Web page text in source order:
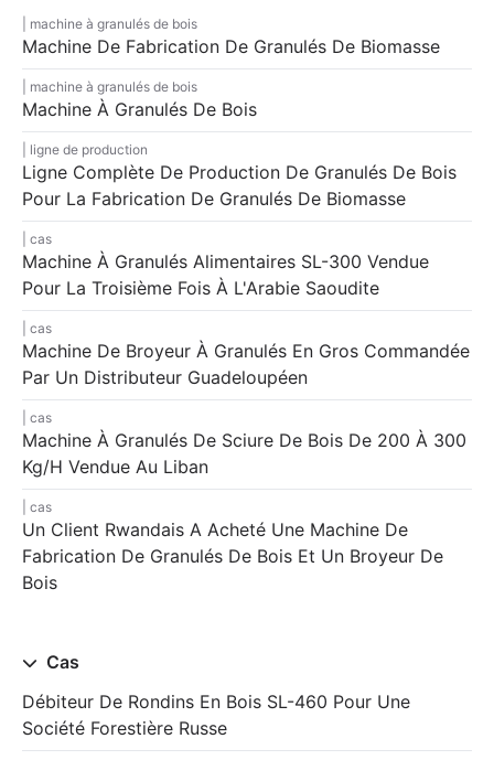
machine à granulés de bois
Machine De Fabrication De Granulés De Biomasse
machine à granulés de bois
Machine À Granulés De Bois
ligne de production
Ligne Complète De Production De Granulés De Bois
Pour La Fabrication De Granulés De Biomasse
cas
Machine À Granulés Alimentaires SL-300 Vendue
Pour La Troisième Fois À L'Arabie Saoudite
cas
Machine De Broyeur À Granulés En Gros Commandée
Par Un Distributeur Guadeloupéen
cas
Machine À Granulés De Sciure De Bois De 200 À 300
Kg/h Vendue Au Liban
cas
Un Client Rwandais A Acheté Une Machine De
Fabrication De Granulés De Bois Et Un Broyeur De
Bois
Cas
Débiteur De Rondins En Bois SL-460 Pour Une
Société Forestière Russe